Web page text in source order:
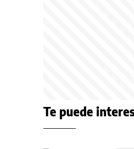
Te puede